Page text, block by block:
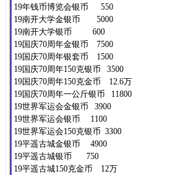
19年钱币博览会银币 550
19南开大学金银币 5000
19南开大学银币 600
19国庆70周年金银币 7500
19国庆70周年银套币 1500
19国庆70周年150克银币 3500
19国庆70周年150克金币 12.6万
19国庆70周年一公斤银币 11800
19世界军运会金银币 3900
19世界军运会银币 1100
19世界军运会150克银币 3300
19平遥古城金银币 4900
19平遥古城银币 750
19平遥古城150克金币 12万